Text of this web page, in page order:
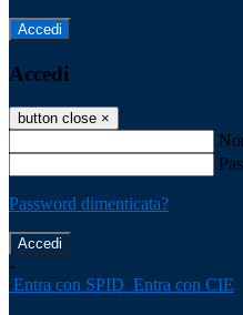
Accedi
Accedi
button close ×
Password dimenticata?
-
Entra con SPID Entra con CIE